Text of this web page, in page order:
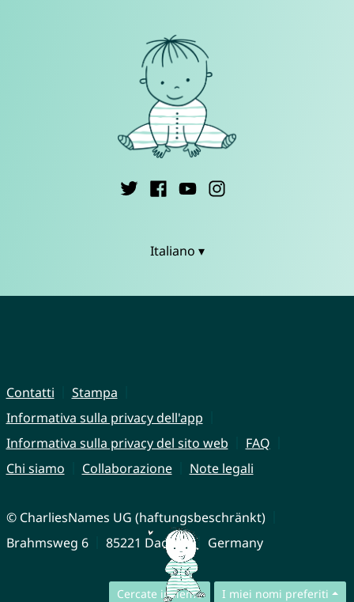
Cercate insieme I miei nomi preferiti
Italiano ▾
Contatti
Stampa
Informativa sulla privacy dell'app
Informativa sulla privacy del sito web
FAQ
Chi siamo
Collaborazione Note legali
© CharliesNames UG (haftungsbeschränkt)
Brahmsweg 6
85221 Dachau Germany